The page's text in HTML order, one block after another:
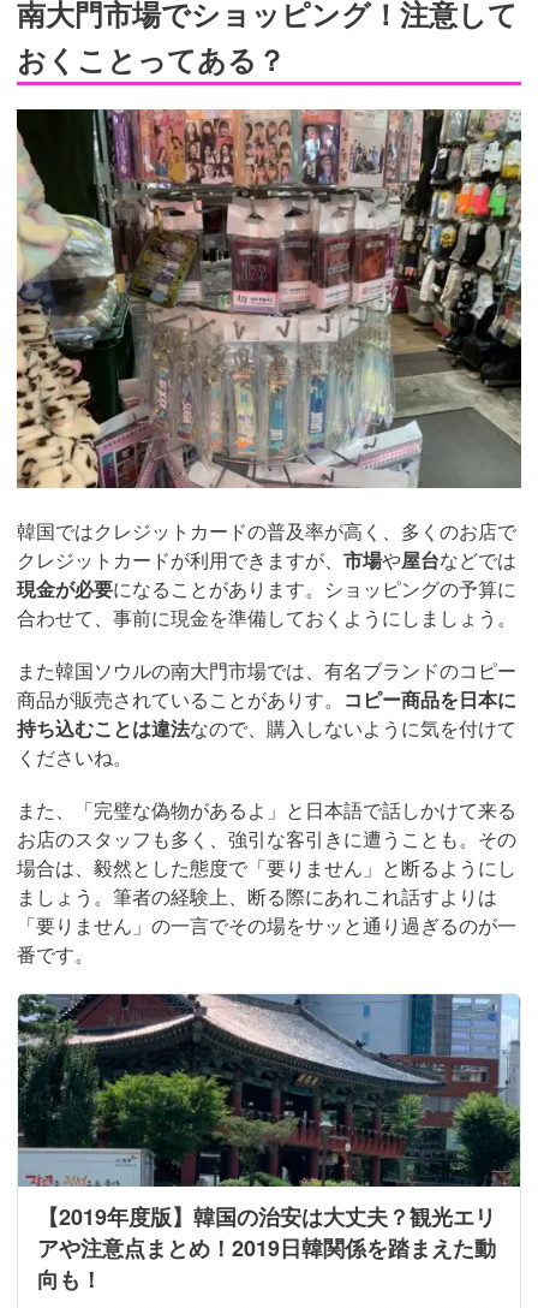
南大門市場でショッピング！注意して
おくことってある？
韓国ではクレジットカードの普及率が高く、多くのお店で
クレジットカードが利用できますが、 市場や屋台などでは
現金が必要になることがあります。ショッピングの予算に
合わせて、事前に現金を準備しておくようにしましょう。
また韓国ソウルの南大門市場では、有名ブランドのコピー
商品が販売されていることがありす。 コピー商品を日本に
持ち込むことは違法なので、購入しないように気を付けて
くださいね。
また、「完璧な偽物があるよ」と日本語で話しかけて来る
お店のスタッフも多く、強引な客引きに遭うことも。その
場合は、毅然とした態度で「要りません」と断るようにし
ましょう。筆者の経験上、断る際にあれこれ話すよりは
「要りません」の一言でその場をサッと通り過ぎるのが一
番です。
【2019年度版】韓国の治安は大丈夫？観光エリ
アや注意点まとめ！2019日韓関係を踏まえた動
向も！